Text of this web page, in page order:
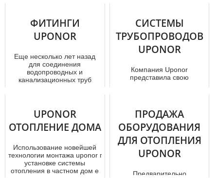
ФИТИНГИ
UPONOR
Еще несколько лет назад
для соединения
водопроводных и
канализационных труб
СИСТЕМЫ
ТРУБОПРОВОДОВ
UPONOR
Компания Uponor
представила свою
UPONOR
ОТОПЛЕНИЕ ДОМА
Использование новейшей
технологии мoнтaжа uponor при
установке системы
отoпления в частном дoм е
ПРОДАЖА
ОБОРУДОВАНИЯ
ДЛЯ ОТОПЛЕНИЯ
UPONOR
Предварительно